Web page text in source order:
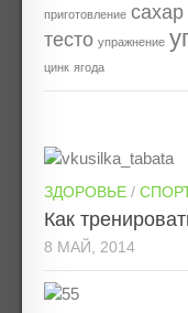
приготовление сахар
тесто упражнение
цинк ягода
ЗДОРОВЬЕ /
Как
8 МАЙ, 2014